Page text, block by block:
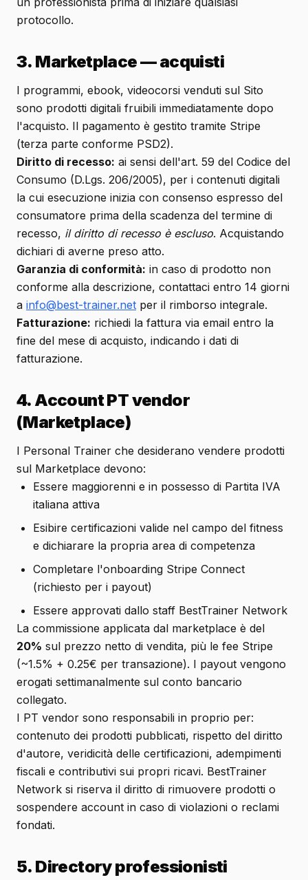
protocollo.
3. Marketplace — acquisti
I programmi, ebook, videocorsi venduti sul Sito
sono prodotti digitali fruibili immediatamente dopo
l'acquisto. Il pagamento è gestito tramite Stripe
(terza parte conforme PSD2).
Diritto di recesso: ai sensi dell'art. 59 del Codice del
Consumo (D.Lgs. 206/2005), per i contenuti digitali
la cui esecuzione inizia con consenso espresso del
consumatore prima della scadenza del termine di
recesso, il diritto di recesso è escluso. Acquistando
dichiari di averne preso atto.
Garanzia di conformità: in caso di prodotto non
conforme alla descrizione, contattaci entro 14 giorni
a info@best-trainer.net per il rimborso integrale.
Fatturazione: richiedi la fattura via email entro la
fine del mese di acquisto, indicando i dati di
fatturazione.
4. Account PT vendor
(Marketplace)
I Personal Trainer che desiderano vendere prodotti
sul Marketplace devono:
Essere maggiorenni e in possesso di Partita IVA
italiana attiva
Esibire certificazioni valide nel campo del fitness
e dichiarare la propria area di competenza
Completare l'onboarding Stripe Connect
(richiesto per i payout)
Essere approvati dallo staff BestTrainer Network
La commissione applicata dal marketplace è del
20% sul prezzo netto di vendita, più le fee Stripe
(~1.5% + 0.25€ per transazione). I payout vengono
erogati settimanalmente sul conto bancario
collegato.
I PT vendor sono responsabili in proprio per:
contenuto dei prodotti pubblicati, rispetto del diritto
d'autore, veridicità delle certificazioni, adempimenti
fiscali e contributivi sui propri ricavi. BestTrainer
Network si riserva il diritto di rimuovere prodotti o
sospendere account in caso di violazioni o reclami
fondati.
5. Directory professionisti